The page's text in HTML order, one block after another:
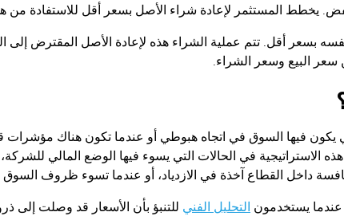
يخطط المستثمر لإعادة شراء الأصل بسعر أقل للاستفادة من
بسعر أقل. تتم عملية الشراء هذه لإعادة الأصل المقترض إلى
سعر البيع وسعر الشراء.
يكون فيها السوق في اتجاه هبوطي أو عندما تكون هناك مؤشرات
الاستراتيجية في الحالات التي يسوء فيها الوضع المالي
داخل القطاع آخذة في الازدياد، أو عندما تسوء ظروف
يستخدمون التحليل الفني للتنبؤ بأن الأسعار قد وصلت إلى